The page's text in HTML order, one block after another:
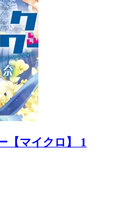
【マイクロ】 1